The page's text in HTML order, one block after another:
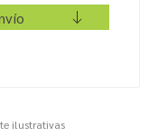
ilustrativas